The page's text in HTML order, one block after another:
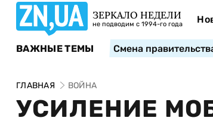
ЗЕРКАЛО НЕДЕЛИ
не подводим с 1994-го года
ВАЖНЫЕ ТЕМЫ Смена
ГЛАВНАЯ ВОЙНА
УСИЛЕНИЕ